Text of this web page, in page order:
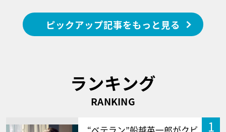
ピックアップ記事をもっと見る
ランキング
RANKING
1